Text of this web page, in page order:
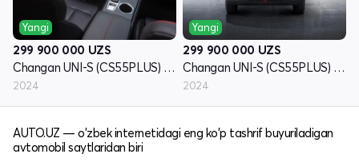
Yangi
299 900 000 UZS
Changan UNI-S (CS55PLUS) I - avlod
2024
Yangi
299 900 000 UZS
Changan UNI-S (CS55PLUS) I - avlod
2024
AUTO.UZ — o'zbek internetidagi eng ko'p tashrif buyuriladigan
avtomobil saytlaridan biri